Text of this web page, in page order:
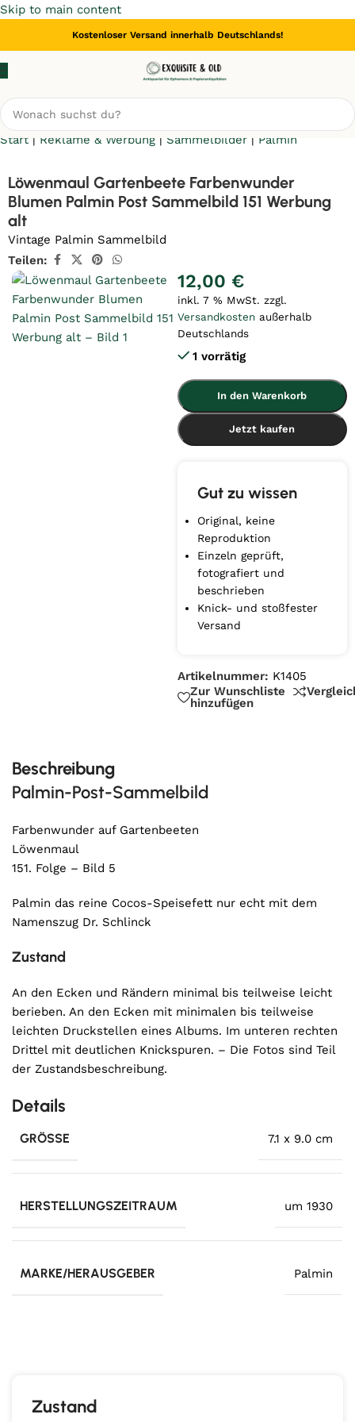
Skip to main content
Kostenloser Versand innerhalb Deutschlands!
Start | Reklame & Werbung | Sammelbilder | Palmin
Löwenmaul Gartenbeete Farbenwunder
Blumen Palmin Post Sammelbild 151 Werbung
alt
Vintage Palmin Sammelbild
Teilen:
12,00 €
inkl. 7 % MwSt. zzgl.
Versandkostenaußerhalb
Deutschlands
1 vorrätig
In den Warenkorb
Jetzt kaufen
Gut zu wissen
Original, keine
Reproduktion
Einzeln geprüft,
fotografiert und
beschrieben
Knick- und stoßfester
Versand
Artikelnummer: K1405
Zur Wunschliste
hinzufügen
Beschreibung
Palmin-Post-Sammelbild
Farbenwunder auf Gartenbeeten
Löwenmaul
151. Folge – Bild 5
Palmin das reine Cocos-Speisefett nur echt mit dem
Namenszug Dr. Schlinck
Zustand
An den Ecken und Rändern minimal bis teilweise leicht
berieben. An den Ecken mit minimalen bis teilweise
leichten Druckstellen eines Albums. Im unteren rechten
Drittel mit deutlichen Knickspuren. – Die Fotos sind Teil
der Zustandsbeschreibung.
Details
GRÖSSE 7.1 x 9.0 cm
HERSTELLUNGSZEITRAUM um 1930
MARKE/HERAUSGEBER Palmin
Zustand